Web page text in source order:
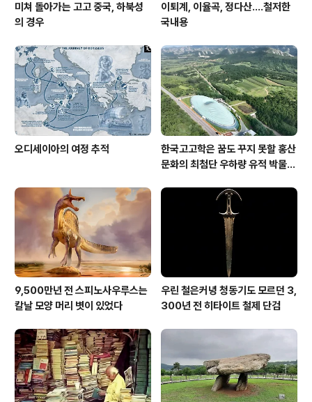
미쳐 돌아가는 고고 중국, 하북성
의 경우
이퇴계, 이율곡, 정다산....철저한
국내용
오디세이아의 여정 추적
한국고고학은 꿈도 꾸지 못할 홍산
문화의 최첨단 우하량 유적 박물관
9,500만년 전 스피노사우루스는
칼날 모양 머리 볏이 있었다
우린 철은커녕 청동기도 모르던 3,
300년 전 히타이트 철제 단검